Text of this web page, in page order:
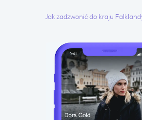
Jak zadzwonić do kraju